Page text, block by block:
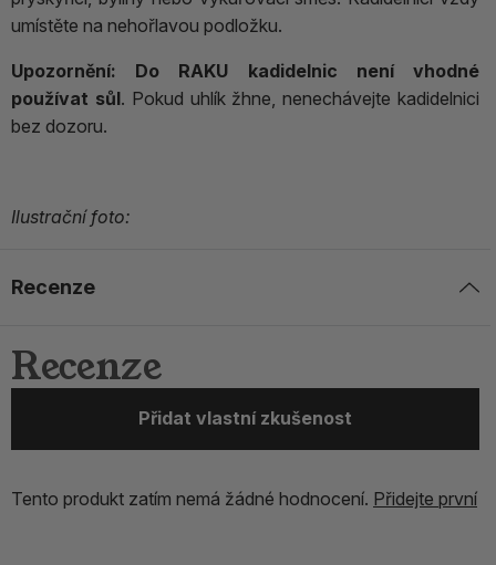
umístěte na nehořlavou podložku.
Upozornění:
Do RAKU kadidelnic není vhodné
používat sůl. Pokud uhlík žhne, nenechávejte kadidelnici
bez dozoru.
Ilustrační foto:
Recenze
Recenze
Přidat vlastní zkušenost
Tento produkt zatím nemá žádné hodnocení. Přidejte první